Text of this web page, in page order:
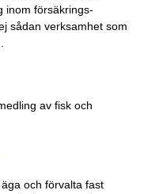
inom försäkrings-
sådan verksamhet som
av fisk och
och förvalta fast